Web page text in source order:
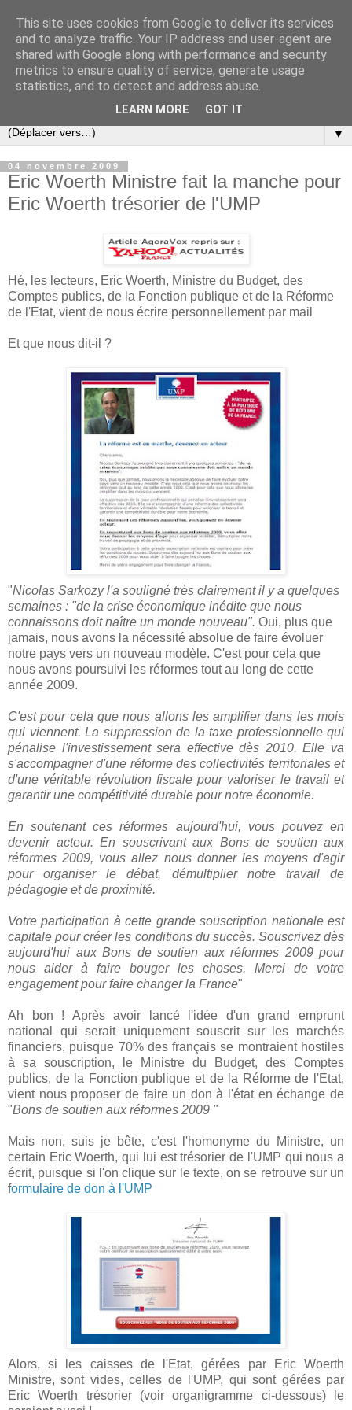
Slovar les Nouvelles
Blog citoyen d'informations, de décryptages et de
commentaires depuis 2005
▼
04 novembre 2009
Eric Woerth Ministre fait la manche pour
Eric Woerth trésorier de l'UMP
Hé, les lecteurs, Eric Woerth, Ministre du Budget, des
Comptes publics, de la Fonction publique et de la Réforme
de l'Etat, vient de nous écrire personnellement par mail
Et que nous dit-il ?
"Nicolas Sarkozy l'a souligné très clairement il y a quelques
semaines : "de la crise économique inédite que nous
connaissons doit naître un monde nouveau". Oui, plus que
jamais, nous avons la nécessité absolue de faire évoluer
notre pays vers un nouveau modèle. C'est pour cela que
nous avons poursuivi les réformes tout au long de cette
année 2009.
C'est pour cela que nous allons les amplifier dans les mois
qui viennent. La suppression de la taxe professionnelle qui
pénalise l'investissement sera effective dès 2010. Elle va
s'accompagner d'une réforme des collectivités territoriales et
d'une véritable révolution fiscale pour valoriser le travail et
garantir une compétitivité durable pour notre économie.
En soutenant ces réformes aujourd'hui, vous pouvez en
devenir acteur. En souscrivant aux Bons de soutien aux
réformes 2009, vous allez nous donner les moyens d'agir
pour organiser le débat, démultiplier notre travail de
pédagogie et de proximité.
Votre participation à cette grande souscription nationale est
capitale pour créer les conditions du succès. Souscrivez dès
aujourd'hui aux Bons de soutien aux réformes 2009 pour
nous aider à faire bouger les choses. Merci de votre
engagement pour faire changer la France"
Ah bon ! Après avoir lancé l'idée d'un grand emprunt
national qui serait uniquement souscrit sur les marchés
financiers, puisque 70% des français se montraient hostiles
à sa souscription, le Ministre du Budget, des Comptes
publics, de la Fonction publique et de la Réforme de l'Etat,
vient nous proposer de faire un don à l'état en échange de
"Bons de soutien aux réformes 2009 "
Mais non, suis je bête, c'est l'homonyme du Ministre, un
certain Eric Woerth, qui lui est trésorier de l'UMP qui nous a
écrit, puisque si l'on clique sur le texte, on se retrouve sur un
formulaire de don à l'UMP
Alors, si les caisses de l'Etat, gérées par Eric Woerth
Ministre, sont vides, celles de l'UMP, qui sont gérées par
Eric Woerth trésorier (voir organigramme ci-dessous) le
This site uses cookies from Google to deliver its services
and to analyze traffic. Your IP address and user-agent are
shared with Google along with performance and security
metrics to ensure quality of service, generate usage
statistics, and to detect and address abuse.
LEARN MORE GOT IT